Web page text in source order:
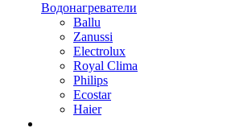
Водонагреватели
Ballu
Zanussi
Electrolux
Royal Clima
Philips
Ecostar
Haier